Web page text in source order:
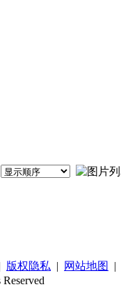
版权隐私 | 网站地图 |